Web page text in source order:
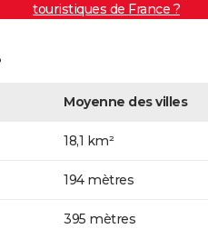
touristiques de France ?
Moyenne des villes
18,1 km²
194 mètres
395 mètres